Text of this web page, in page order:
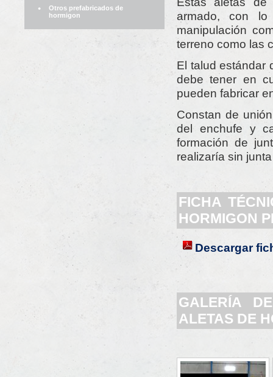
Otros prefabricados de
hormigon
armado, con
manipulación
terreno como las
El talud estándar
debe tener en
pueden fabricar
Constan de
del enchufe y
formación de
realizaría sin
FICHA
HORMIGON
Descargar
GALERÍA
ALETAS DE